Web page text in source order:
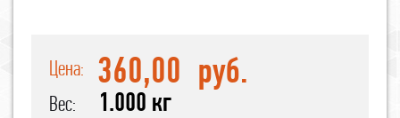
Цена: 360,00 руб.
Вес: 1.000 кг